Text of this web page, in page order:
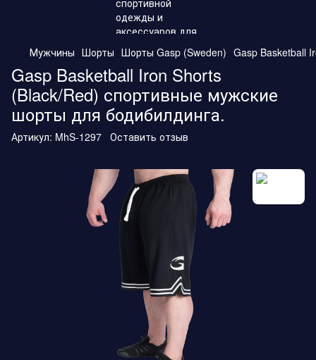
Мужчины Шорты Шорты Gasp (Sweden) Gasp Basketball
Gasp Basketball Iron Shorts
(Black/Red) спортивные мужские
шорты для бодибилдинга.
Артикул: MhS-1297 Оставить отзыв